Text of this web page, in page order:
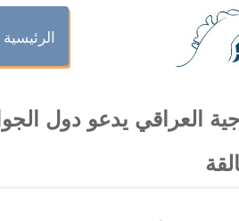
الرئيسية
العراقي يدعو دول